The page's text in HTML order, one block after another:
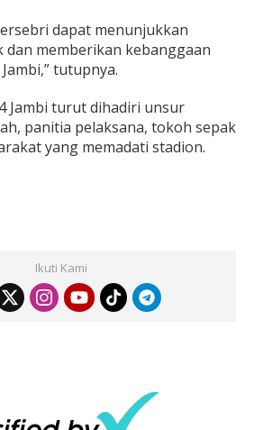
dapat menunjukkan
memberikan kebanggaan
tutupnya.
Jambi turut dihadiri unsur
panitia pelaksana, tokoh sepak
yang memadati stadion.
Ikuti Kami